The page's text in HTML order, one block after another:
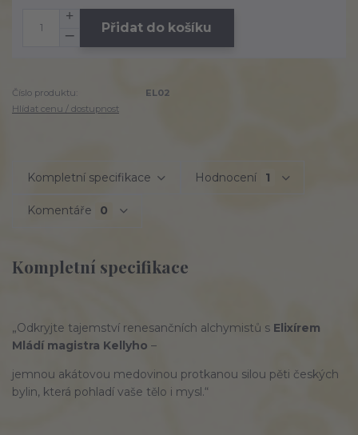
Přidat do košíku
Číslo produktu:
EL02
Hlídat cenu / dostupnost
Kompletní specifikace Hodnocení 1
Komentáře 0
Kompletní specifikace
„Odkryjte tajemství renesančních alchymistů s Elixírem
Mládí magistra Kellyho –
jemnou akátovou medovinou protkanou silou pěti českých
bylin, která pohladí vaše tělo i mysl.“